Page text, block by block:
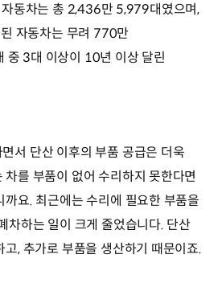
동차는 총 2,436만 5,979대였으며,
자동차는 무려 770만
3대 이상이 10년 이상 달린
서 단산 이후의 부품 공급은 더욱
를 부품이 없어 수리하지 못한다면
요. 최근에는 수리에 필요한 부품을
차하는 일이 크게 줄었습니다. 단산
, 추가로 부품을 생산하기 때문이죠.